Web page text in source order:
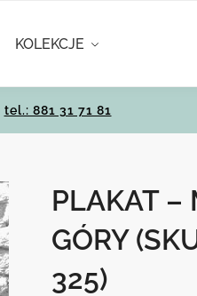
KOLEKCJE
tel.: 881 31 71 81
PLAKAT –
GÓRY
325)